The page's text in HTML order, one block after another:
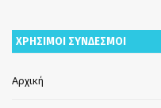
ΧΡΗΣΙΜΟΙ ΣΥΝΔΕΣΜΟΙ
Αρχική